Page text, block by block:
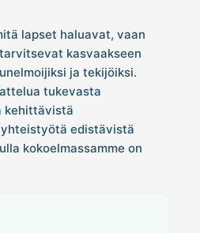
lapset haluavat, vaan
kasvaakseen
ja tekijöiksi.
tukevasta
kehittävistä
edistävistä
kokoelmassamme on